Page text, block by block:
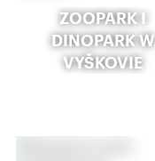
ZOOPARK I
DINOPARK W
VYŠKOVIE